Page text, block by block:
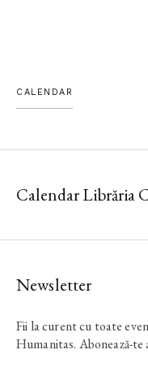
CALENDAR
Calendar Librăria
Newsletter
Fii la curent cu toate
Humanitas. Abonează-te